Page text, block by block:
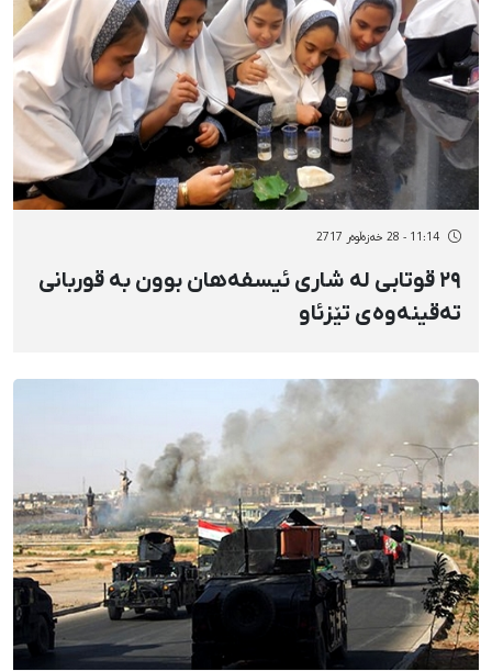
11:14 - 28 خەزەڵوەر 2717
٢٩ قوتابی لە شاری ئیسفەهان بوون بە قوربانی
تەقینەوەی تێزئاو